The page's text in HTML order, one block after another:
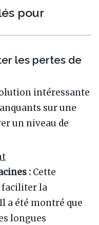
pour
les pertes de
intéressante
sur une
un niveau de
: Cette
faciliter la
a été montré que
longues